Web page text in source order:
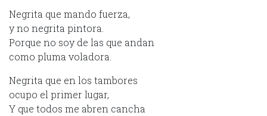
Negrita que mando fuerza,
y no negrita pintora.
Porque no soy de las que andan
como pluma voladora.
Negrita que en los tambores
ocupo el primer lugar,
Y que todos me abren cancha